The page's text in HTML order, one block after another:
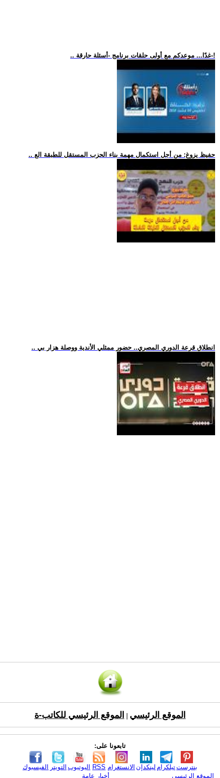
.. غدًا... موعدكم مع أولى حلقات برنامج -أسئلة حارقة-!
.. حفيظ يزوغ: من أجل استكمال مهمة بناء الحزب المستقل للطبقة الع
.. انطلاق قرعة الدوري المصري.. حضور ممثلي الأندية ووصلة هزار بي
الموقع الرئيسي الموقع الرئيسي للكاتب-ة
تابعونا على:
الفيسبوك التويتر اليوتيوب RSS الانستغرام لينكدإن تيلكرامبنترست
الموقع الرئيسي
أخبار عامة